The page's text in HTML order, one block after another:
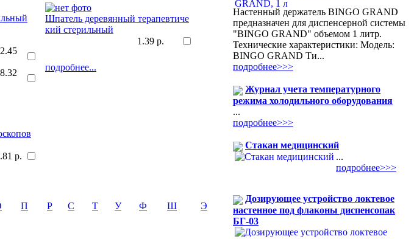
Шпатель деревянный терапевтиче
кий стерильный
1.39 р.
подробнее...
р.
П Р С Т У Ф Ш Э
Настенный держатель BINGO GRAND
предназначен для диспенсерной системы
"BINGO GRAND" объемом 1 литр.
Технические характеристики: Модель:
BINGO GRAND Ти...
подробнее>>>
Журнал учета температурного
режима холодильного оборудования
...
подробнее>>>
Стакан медицинский
...
подробнее>>>
Дозирующее устройство локтевое
настенное под флаконы диспенсопак
БГ-03